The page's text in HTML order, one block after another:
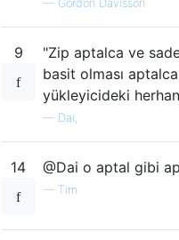
— Gordon Davisson
9
"Zip aptalca ve
basit olması
yükleyicideki
— Dai,
14 @Dai o aptal gibi
— Tim